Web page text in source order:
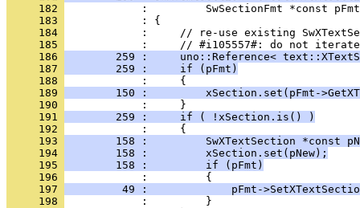
     182
     183
     184
     185
     186
259 :     uno::Reference<
     187
        259 :     if (pFmt)
     188
     189
150 :         xSection.set(pFmt-
     190
     191
        259 :     if ( !xSection.is() )
     192
     193
158 :         SwXTextSection *const
     194
        158 :         xSection.set(pNew);
     195
        158 :         if (pFmt)
     196
     197
49 :             pFmt-
     198